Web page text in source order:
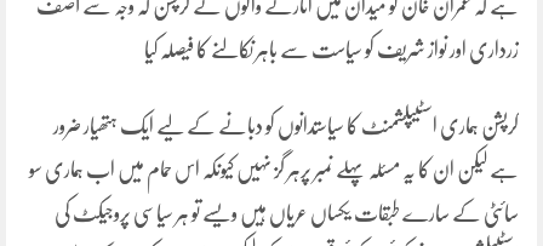
ہے کہ عمران خان کو میدان میں اتارنے والوں نے کرپشن کہ وجہ سے آصف
زرداری اور نواز شریف کو سیاست سے باہر نکالنے کا فیصلہ کیا
کرپشن ہماری اسٹیپلشمنٹ کا سیاستدانوں کو دبانے کے لیے ایک ہتھیار ضرور
ہے لیکن ان کا یہ مسئلہ پہلے نمبر پرہر گز نہیں کیونکہ اس حمام میں اب ہماری سو
سائٹی کے سارے طبقات یکساں عریاں ہیں ویسے تو ہر سیاسی پروجیکٹ کی